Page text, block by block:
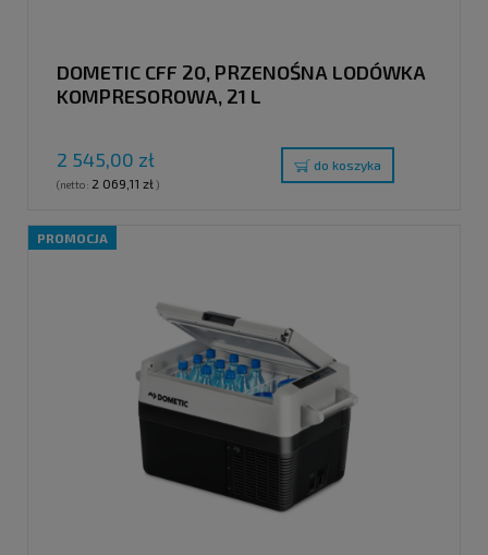
DOMETIC CFF 20, PRZENOŚNA LODÓWKA
KOMPRESOROWA, 21 L
2 545,00 zł
(netto: 2 069,11 zł)
do koszyka
PROMOCJA